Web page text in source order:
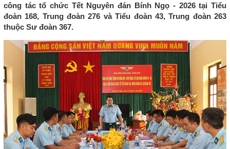
công tác tổ chức Tết Nguyên đán Bính Ngọ - 2026 tại Tiểu
đoàn 168, Trung đoàn 276 và Tiểu đoàn 43, Trung đoàn 263
thuộc Sư đoàn 367.